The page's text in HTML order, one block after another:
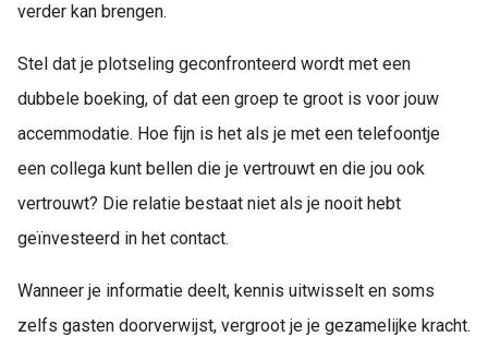
verder kan brengen.
Stel dat je plotseling geconfronteerd wordt met een
dubbele boeking, of dat een groep te groot is voor jouw
accemmodatie. Hoe fijn is het als je met een telefoontje
een collega kunt bellen die je vertrouwt en die jou ook
vertrouwt? Die relatie bestaat niet als je nooit hebt
geïnvesteerd in het contact.
Wanneer je informatie deelt, kennis uitwisselt en soms
zelfs gasten doorverwijst, vergroot je je gezamelijke kracht.